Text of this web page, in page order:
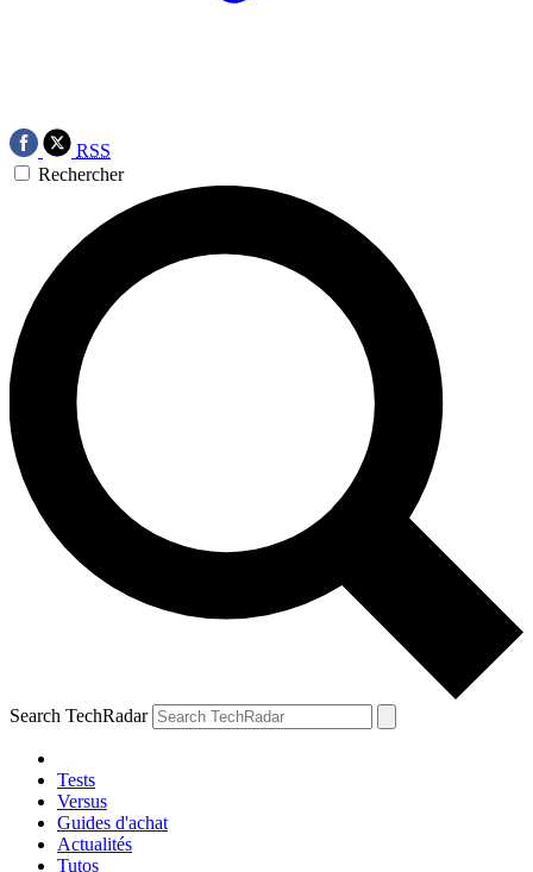
RSS
Rechercher
Search TechRadar
Tests
Versus
Guides d'achat
Actualités
Tutos